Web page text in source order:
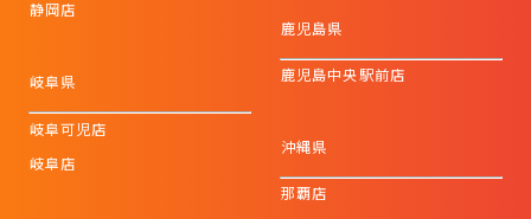
静岡店
岐阜県
岐阜可児店
岐阜店
鹿児島県
鹿児島中央駅前店
沖縄県
那覇店